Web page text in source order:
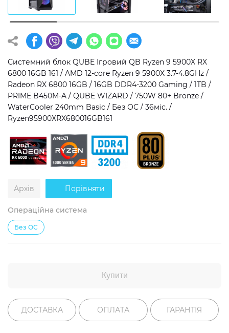
Операційна система
Windows 11 Home
Windows 11 Pro
Без ОС
Тип накопичувача
SSD
HDD
SSD + HDD
Додатково
RGB-підсвічування
Розблокований множник CPU
Надшвидкий M.2 SSD NVME
Системний блок QUBE Ігровий QB Ryzen 9 5900X RX
6800 16GB 161 / AMD 12-core Ryzen 9 5900X 3.7-4.8GHz /
Radeon RX 6800 16GB / 16GB DDR4-3200 Gaming / 1TB /
PRIME B450M-A / QUBE WIZARD / 750W 80+ Bronze /
WaterCooler 240mm Basic / Без ОС / 36міс. /
Ryzen95900XRX680016GB161
Архів Порівняти
Операційна система
Без ОС
Купити
ДОСТАВКА ОПЛАТА ГАРАНТІЯ